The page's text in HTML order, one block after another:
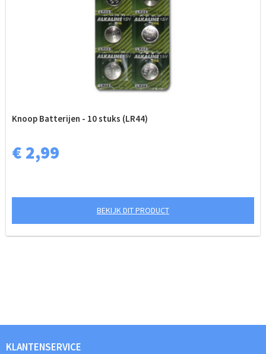
Knoop Batterijen - 10 stuks (LR44)
€ 2,99
BEKIJK DIT PRODUCT
KLANTENSERVICE